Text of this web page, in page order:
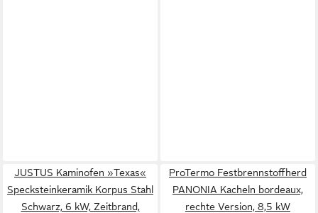
JUSTUS Kaminofen »Texas«
Specksteinkeramik Korpus Stahl
Schwarz, 6 kW, Zeitbrand,
ProTermo Festbrennstoffherd
PANONIA Kacheln bordeaux,
rechte Version, 8,5 kW